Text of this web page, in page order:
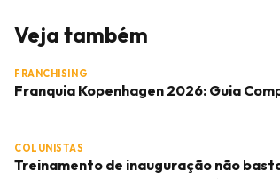
Veja também
FRANCHISING
Franquia Kopenhagen 2026: Guia
COLUNISTAS
Treinamento de inauguração não